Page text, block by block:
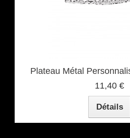
Plateau Métal
11,40 €
Détails